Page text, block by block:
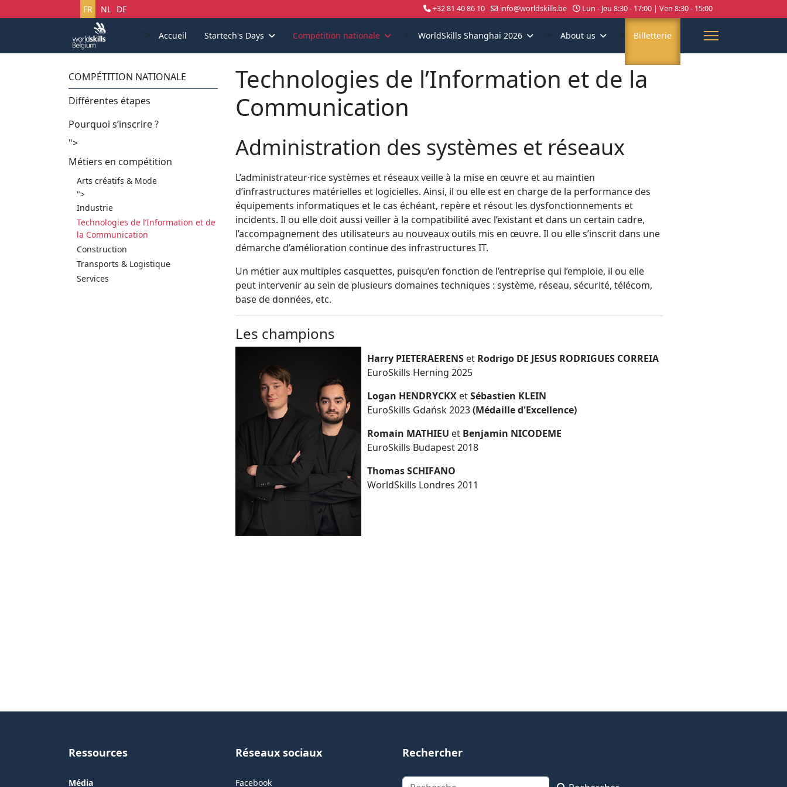
Sélectionnez votre langue
FR NL DE +32 81 40 86 10 info@worldskills.be Lun - Jeu 8:30 - 17:00 | Ven 8:30 - 15:00
"> Accueil Startech's Days Compétition nationale "> WorldSkills Shanghai 2026 "> About us "> Billetterie
COMPÉTITION NATIONALE
Différentes étapes
Pourquoi s’inscrire ?
">
Métiers en compétition
Arts créatifs & Mode
">
Industrie
Technologies de l’Information et de
la Communication
Construction
Transports & Logistique
Services
Technologies de l’Information et de la
Communication
Administration des systèmes et réseaux
L’administrateur·rice systèmes et réseaux veille à la mise en œuvre et au maintien
d’infrastructures matérielles et logicielles. Ainsi, il ou elle est en charge de la performance des
équipements informatiques et le cas échéant, repère et résout les dysfonctionnements et
incidents. Il ou elle doit aussi veiller à la compatibilité avec l’existant et dans un certain cadre,
l’accompagnement des utilisateurs au nouveaux outils mis en œuvre. Il ou elle s’inscrit dans une
démarche d’amélioration continue des infrastructures IT.
Un métier aux multiples casquettes, puisqu’en fonction de l’entreprise qui l’emploie, il ou elle
peut intervenir au sein de plusieurs domaines techniques : système, réseau, sécurité, télécom,
base de données, etc.
Les champions
Harry PIETERAERENS et Rodrigo DE JESUS RODRIGUES CORREIA
EuroSkills Herning 2025
Logan HENDRYCKX etSébastien KLEIN
EuroSkills Gdańsk 2023(Médaille d'Excellence)
Romain MATHIEU et Benjamin NICODEME
EuroSkills Budapest 2018
Thomas SCHIFANO
WorldSkills Londres 2011
Ressources
Média
Réseaux sociaux
Facebook
Rechercher
Rechercher